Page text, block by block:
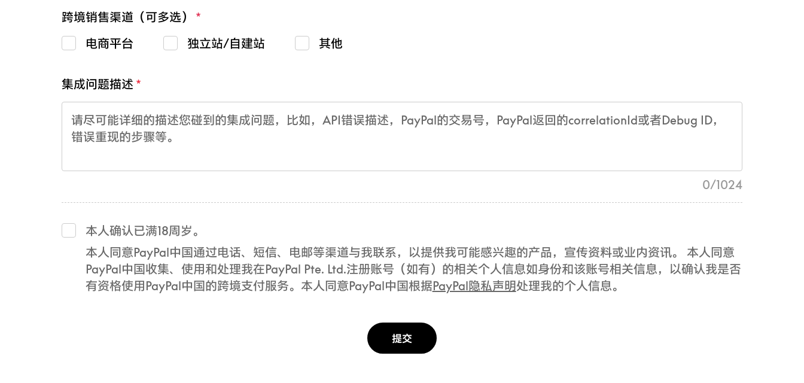
跨境销售渠道（可多选）
电商平台
独立站/自建站 其他
集成问题描述
0/1024
本人确认已满18周岁。
本人同意PayPal中国通过电话、短信、电邮等渠道与我联系，以提供我可能感兴趣的产品，宣传资料或业内资讯。 本人同意
PayPal中国收集、使用和处理我在PayPal Pte. Ltd.注册账号（如有）的相关个人信息如身份和该账号相关信息，以确认我是否
有资格使用PayPal中国的跨境支付服务。本人同意PayPal中国根据PayPal隐私声明处理我的个人信息。
提交